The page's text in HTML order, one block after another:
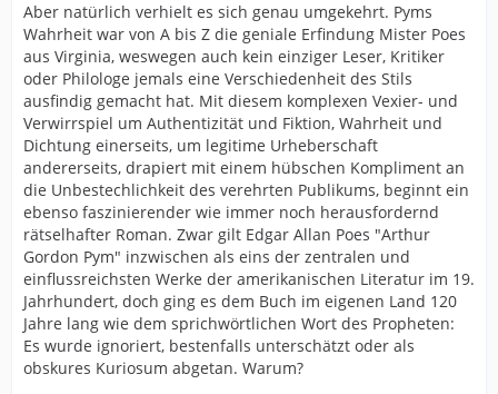
Aber natürlich verhielt es sich genau umgekehrt. Pyms
Wahrheit war von A bis Z die geniale Erfindung Mister Poes
aus Virginia, weswegen auch kein einziger Leser, Kritiker
oder Philologe jemals eine Verschiedenheit des Stils
ausfindig gemacht hat. Mit diesem komplexen Vexier- und
Verwirrspiel um Authentizität und Fiktion, Wahrheit und
Dichtung einerseits, um legitime Urheberschaft
andererseits, drapiert mit einem hübschen Kompliment an
die Unbestechlichkeit des verehrten Publikums, beginnt ein
ebenso faszinierender wie immer noch herausfordernd
rätselhafter Roman. Zwar gilt Edgar Allan Poes "Arthur
Gordon Pym" inzwischen als eins der zentralen und
einflussreichsten Werke der amerikanischen Literatur im 19.
Jahrhundert, doch ging es dem Buch im eigenen Land 120
Jahre lang wie dem sprichwörtlichen Wort des Propheten:
Es wurde ignoriert, bestenfalls unterschätzt oder als
obskures Kuriosum abgetan. Warum?